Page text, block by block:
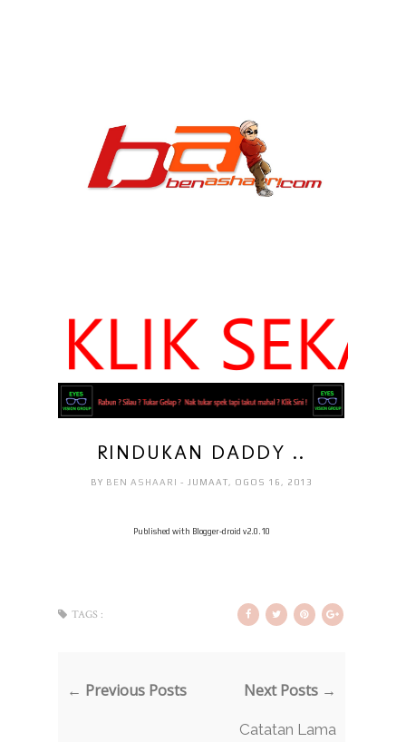
RINDUKAN DADDY ..
BY BEN ASHAARI - JUMAAT, OGOS 16, 2013
Published with Blogger-droid v2.0.10
TAGS :
← Previous Posts Next Posts →
Catatan Lama